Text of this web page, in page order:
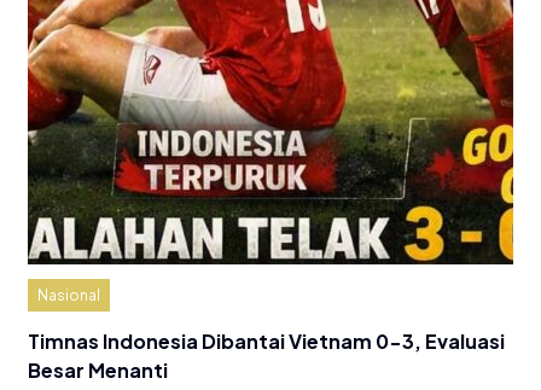
Nasional
Timnas Indonesia Dibantai Vietnam 0-3, Evaluasi
Besar Menanti